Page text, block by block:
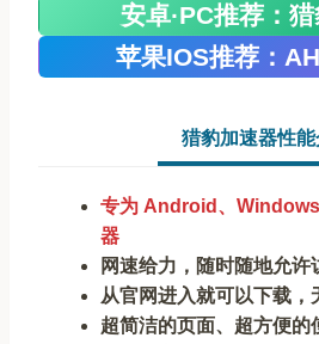
安卓·PC推荐：
苹果IOS推荐：
猎豹加速器性
专为 Android、
器
网速给力，随时随地允许
从官网进入就可以下载，
超简洁的页面、超方便的